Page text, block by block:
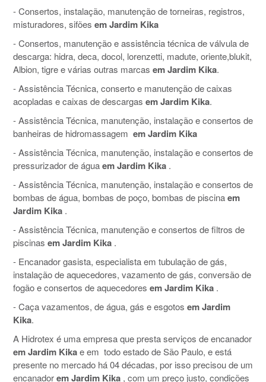
- Consertos, instalação, manutenção de torneiras, registros,
misturadores, sifões em Jardim Kika
- Consertos, manutenção e assistência técnica de válvula de
descarga: hidra, deca, docol, lorenzetti, madute, oriente,blukit,
Albion, tigre e várias outras marcas em Jardim Kika.
- Assistência Técnica, conserto e manutenção de caixas
acopladas e caixas de descargas em Jardim Kika.
- Assistência Técnica, manutenção, instalação e consertos de
banheiras de hidromassagem em Jardim Kika
- Assistência Técnica, manutenção, instalação e consertos de
pressurizador de águaem Jardim Kika .
- Assistência Técnica, manutenção, instalação e consertos de
bombas de água, bombas de poço, bombas de piscinaem
Jardim Kika .
- Assistência Técnica, manutenção e consertos de filtros de
piscinas em Jardim Kika .
- Encanador gasista, especialista em tubulação de gás,
instalação de aquecedores, vazamento de gás, conversão de
fogão e consertos de aquecedores em Jardim Kika .
- Caça vazamentos, de água, gás e esgotos em Jardim
Kika.
A Hidrotex é uma empresa que presta serviços de encanador
em Jardim Kikae em todo estado de São Paulo, e está
presente no mercado há 04 décadas, por isso precisou de um
encanadorem Jardim Kika , com um preço justo, condições